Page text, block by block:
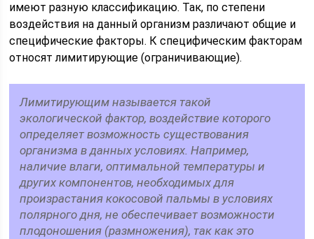
имеют разную классификацию. Так, по степени
воздействия на данный организм различают общие и
специфические факторы. К специфическим факторам
относят лимитирующие (ограничивающие).
Лимитирующим называется такой
экологической фактор, воздействие которого
определяет возможность существования
организма в данных условиях. Например,
наличие влаги, оптимальной температуры и
других компонентов, необходимых для
произрастания кокосовой пальмы в условиях
полярного дня, не обеспечивает возможности
плодоношения (размножения), так как это